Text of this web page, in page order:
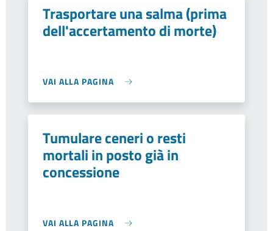
Trasportare una salma (prima
dell'accertamento di morte)
VAI ALLA PAGINA
Tumulare ceneri o resti
mortali in posto già in
concessione
VAI ALLA PAGINA